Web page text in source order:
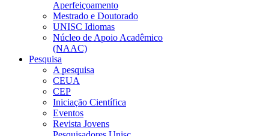
Aperfeiçoamento
Mestrado e Doutorado
UNISC Idiomas
Núcleo de Apoio Acadêmico
(NAAC)
Pesquisa
A pesquisa
CEUA
CEP
Iniciação Científica
Eventos
Revista Jovens